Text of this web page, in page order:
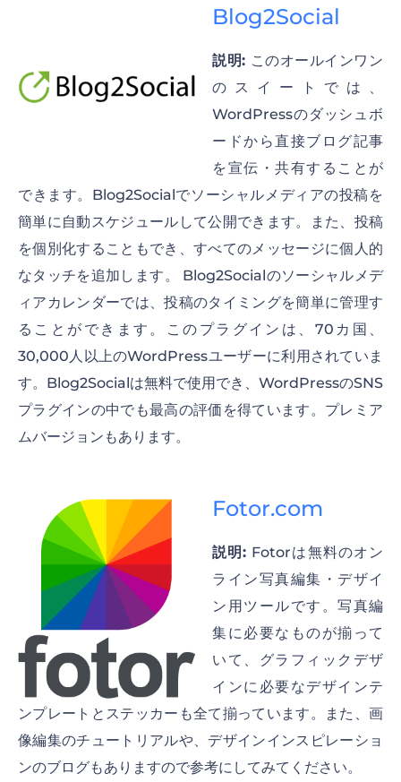
Blog2Social
説明: このオールインワン
のスイートでは、
WordPressのダッシュボ
ードから直接ブログ記事
を宣伝・共有することが
できます。Blog2Socialでソーシャルメディアの投稿を
簡単に自動スケジュールして公開できます。また、投稿
を個別化することもでき、すべてのメッセージに個人的
なタッチを追加します。 Blog2Socialのソーシャルメデ
ィアカレンダーでは、投稿のタイミングを簡単に管理す
ることができます。このプラグインは、70カ国、
30,000人以上のWordPressユーザーに利用されていま
す。Blog2Socialは無料で使用でき、WordPressのSNS
プラグインの中でも最高の評価を得ています。プレミア
ムバージョンもあります。
Fotor.com
説明: Fotorは無料のオン
ライン写真編集・デザイ
ン用ツールです。写真編
集に必要なものが揃って
いて、グラフィックデザ
インに必要なデザインテ
ンプレートとステッカーも全て揃っています。また、画
像編集のチュートリアルや、デザインインスピレーショ
ンのブログもありますので参考にしてみてください。